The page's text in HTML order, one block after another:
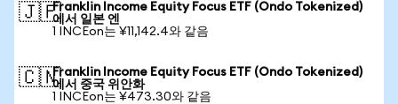
🇯🇵Franklin Income Equity Focus ETF (Ondo Tokenized)
에서 일본 엔
1 INCEon는 ¥11,142.4와 같음
🇨🇳Franklin Income Equity Focus ETF (Ondo Tokenized)
에서 중국 위안화
1 INCEon는 ¥473.30와 같음